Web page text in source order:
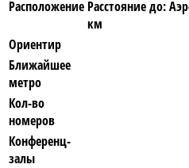
Расположение Расстояние до:
км
Ориентир
Ближайшее
метро
Кол-во
номеров
Конференц-
залы